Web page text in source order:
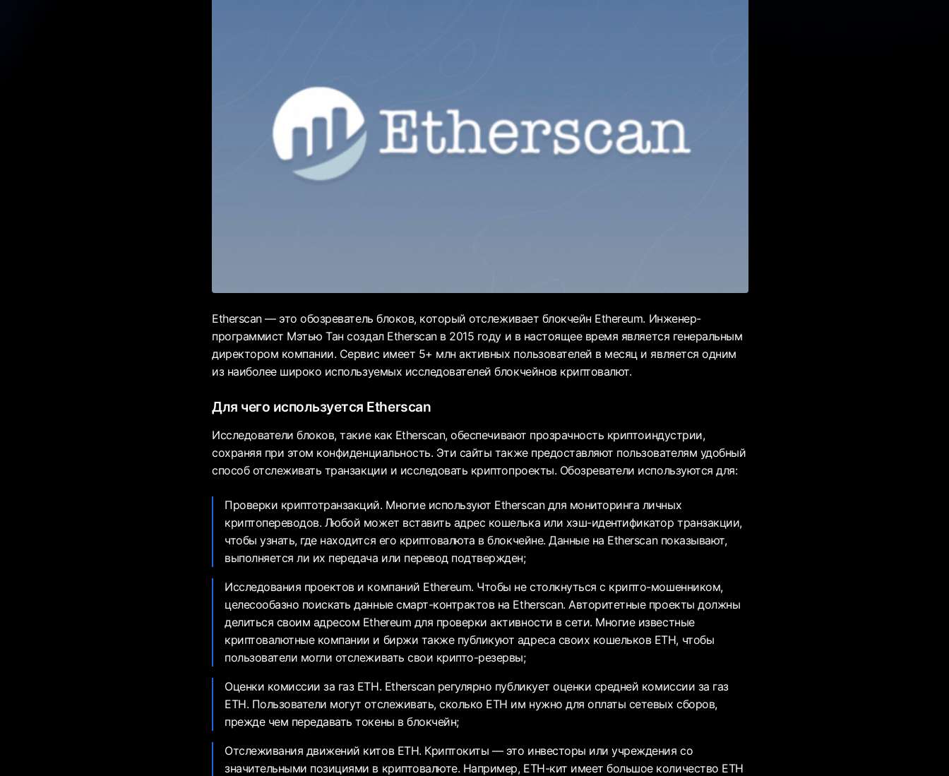
Etherscan — это обозреватель блоков, который отслеживает блокчейн Ethereum. Инженер-
программист Мэтью Тан создал Etherscan в 2015 году и в настоящее время является генеральным
директором компании. Сервис имеет 5+ млн активных пользователей в месяц и является одним
из наиболее широко используемых исследователей блокчейнов криптовалют.
Для чего используется Etherscan
Исследователи блоков, такие как Etherscan, обеспечивают прозрачность криптоиндустрии,
сохраняя при этом конфиденциальность. Эти сайты также предоставляют пользователям удобный
способ отслеживать транзакции и исследовать криптопроекты. Обозреватели используются для:
Проверки криптотранзакций. Многие используют Etherscan для мониторинга личных
криптопереводов. Любой может вставить адрес кошелька или хэш-идентификатор транзакции,
чтобы узнать, где находится его криптовалюта в блокчейне. Данные на Etherscan показывают,
выполняется ли их передача или перевод подтвержден;
Исследования проектов и компаний Ethereum. Чтобы не столкнуться с крипто-мошенником,
целесообазно поискать данные смарт-контрактов на Etherscan. Авторитетные проекты должны
делиться своим адресом Ethereum для проверки активности в сети. Многие известные
криптовалютные компании и биржи также публикуют адреса своих кошельков ETH, чтобы
пользователи могли отслеживать свои крипто-резервы;
Оценки комиссии за газ ETH. Etherscan регулярно публикует оценки средней комиссии за газ
ETH. Пользователи могут отслеживать, сколько ETH им нужно для оплаты сетевых сборов,
прежде чем передавать токены в блокчейн;
Отслеживания движений китов ETH. Криптокиты — это инвесторы или учреждения со
значительными позициями в криптовалюте. Например, ETH-кит имеет большое количество ETH